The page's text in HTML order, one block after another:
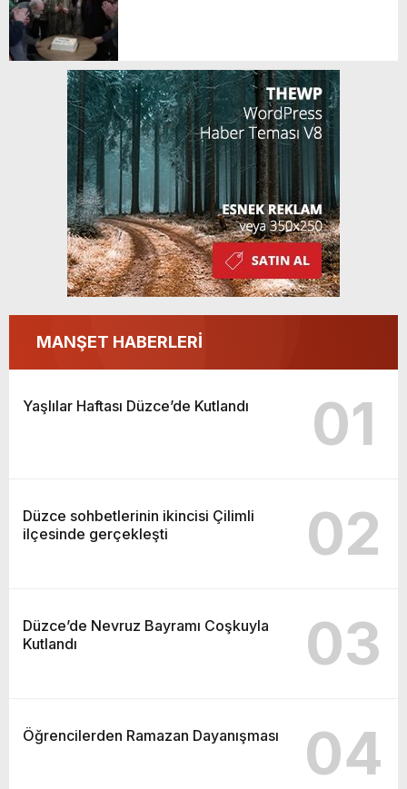
MANŞET HABERLERİ
Yaşlılar Haftası Düzce’de Kutlandı 01
Düzce sohbetlerinin ikincisi Çilimli
ilçesinde gerçekleşti
02
Düzce’de Nevruz Bayramı Coşkuyla
Kutlandı
03
Öğrencilerden Ramazan Dayanışması 04